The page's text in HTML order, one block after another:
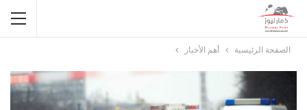
الصفحة الرئيسية أهم الأخبار